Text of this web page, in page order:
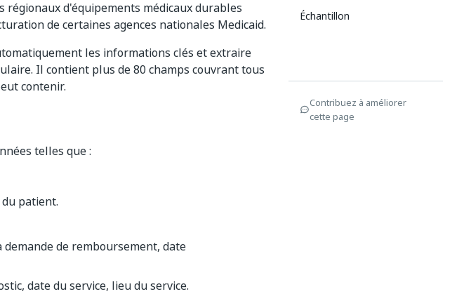
d'équipements médicaux durables
de certaines agences nationales Medicaid.
les informations clés et extraire
Il contient plus de 80 champs couvrant tous
contenir.
telles que :
patient.
de remboursement, date
date du service, lieu du service.
Échantillon
Contribuez à améliorer
cette page